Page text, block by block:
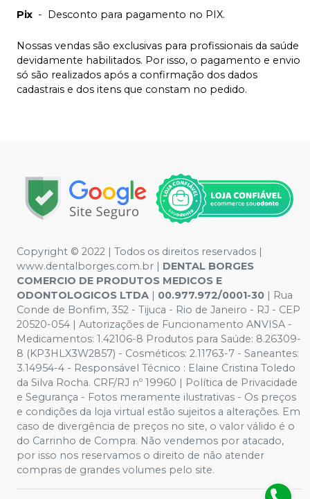
Pix - Desconto para pagamento no PIX.
Nossas vendas são exclusivas para profissionais da saúde
devidamente habilitados. Por isso, o pagamento e envio
só são realizados após a confirmação dos dados
cadastrais e dos itens que constam no pedido.
Copyright © 2022 | Todos os direitos reservados |
www.dentalborges.com.br | DENTAL BORGES
COMERCIO DE PRODUTOS MEDICOS E
ODONTOLOGICOS LTDA | 00.977.972/0001-30 | Rua
Conde de Bonfim, 352 - Tijuca - Rio de Janeiro - RJ - CEP
20520-054 | Autorizações de Funcionamento ANVISA -
Medicamentos: 1.42106-8 Produtos para Saúde: 8.26309-
8 (KP3HLX3W2857) - Cosméticos: 2.11763-7 - Saneantes:
3.14954-4 - Responsável Técnico : Elaine Cristina Toledo
da Silva Rocha. CRF/RJ nº 19960 | Política de Privacidade
e Segurança - Fotos meramente ilustrativas - Os preços
e condições da loja virtual estão sujeitos a alterações. Em
caso de divergência de preços no site, o valor válido é o
do Carrinho de Compra. Não vendemos por atacado,
por isso nos reservamos o direito de não atender
compras de grandes volumes pelo site.